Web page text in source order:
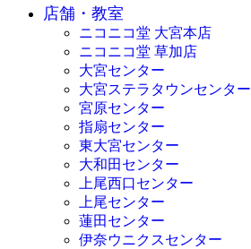
店舗・教室
ニコニコ堂 大宮本店
ニコニコ堂 草加店
大宮センター
大宮ステラタウンセンター
宮原センター
指扇センター
東大宮センター
大和田センター
上尾西口センター
上尾センター
蓮田センター
伊奈ウニクスセンター